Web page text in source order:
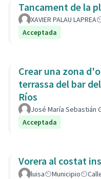
Tancament de la
XAVIER PALAU LAPREA
Acceptada
Crear una zona
terrassa del bar
Ríos
José María Sebastián
Acceptada
Vorera al costat
luisa Municipio